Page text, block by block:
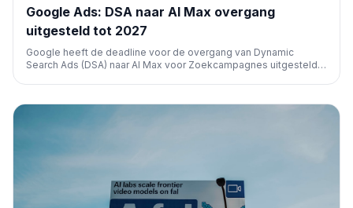
Google Ads: DSA naar AI Max overgang
uitgesteld tot 2027
Google heeft de deadline voor de overgang van Dynamic
Search Ads (DSA) naar AI Max voor Zoekcampagnes uitgesteld
2027 nieuwe DSA's aanmaken.